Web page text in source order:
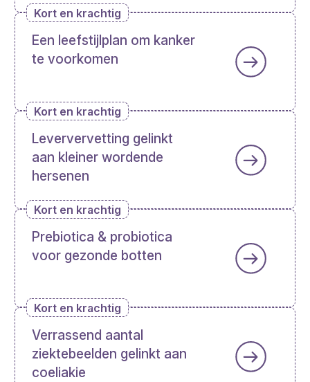
Kort en krachtig
Een leefstijlplan om kanker
te voorkomen
Kort en krachtig
Leververvetting gelinkt
aan kleiner wordende
hersenen
Kort en krachtig
Prebiotica & probiotica
voor gezonde botten
Kort en krachtig
Verrassend aantal
ziektebeelden gelinkt aan
coeliakie